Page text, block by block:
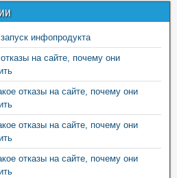
инфопродукта
на сайте, почему они
отказы на сайте, почему они
отказы на сайте, почему они
отказы на сайте, почему они